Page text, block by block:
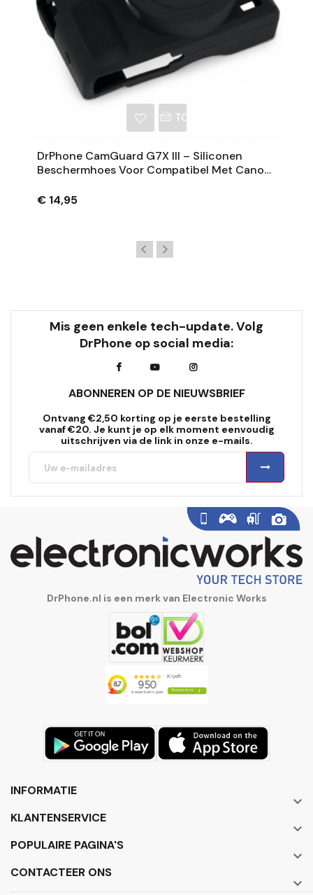
TOEVOEGEN AAN
DrPhone CamGuard G7X III – Siliconen
Beschermhoes Voor Compatibel Met Canon
€ 14,95
Mis geen enkele tech-update. Volg
DrPhone op social media:
ABONNEREN OP DE NIEUWSBRIEF
Ontvang €2,50 korting op je eerste bestelling
vanaf €20. Je kunt je op elk moment eenvoudig
uitschrijven via de link in onze e-mails.
DrPhone.nl is een merk van Electronic Works
INFORMATIE

KLANTENSERVICE

POPULAIRE PAGINA'S

CONTACTEER ONS
